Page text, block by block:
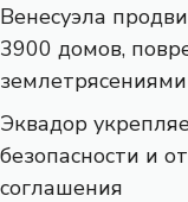
Венесуэла
3900 домов,
землетрясениями
Эквадор
безопасности и
соглашения